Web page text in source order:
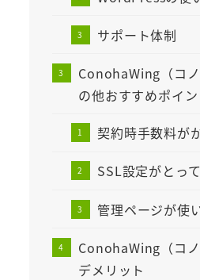
サポート体制
ConohaWing（コ
の他おすすめポイン
契約時手数料が
SSL設定がとっ
管理ページが使
ConohaWing（コ
デメリット